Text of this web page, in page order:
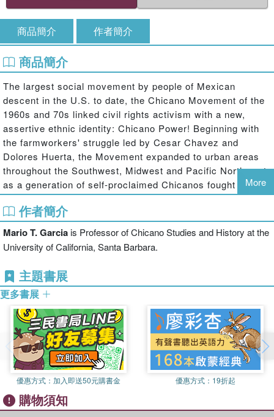
商品簡介 作者簡介
商品簡介
The largest social movement by people of Mexican
descent in the U.S. to date, the Chicano Movement of the
1960s and 70s linked civil rights activism with a new,
assertive ethnic identity: Chicano Power! Beginning with
the farmworkers' struggle led by Cesar Chavez and
Dolores Huerta, the Movement expanded to urban areas
throughout the Southwest, Midwest and Pacific Northwest,
as a generation of self-proclaimed Chicanos fought to
empower their communities. Recently, a new generation of
historians has produced an explosion of interesting work
on the Movement.
The Chicano Movement: Perspectives from the Twenty-
into one readable collection, exploring the contours of the
Movement while disputing the idea of it being one
monolithic group. Bringing the story up through the 1980s,
The Chicano Movementintroduces students to the impact
of the Movement, and enables them to expand their
understanding of what it means to be an activist, a
Chicano, and an American.
More
作者簡介
Mario T. Garciais Professor of Chicano Studies and History at the
University of California, Santa Barbara.
主題書展
更多書展
優惠方式： 加入即送50元購書金 優惠方式： 19折起
購物須知